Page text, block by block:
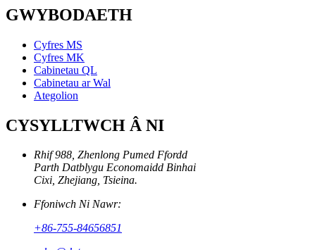
GWYBODAETH
Cyfres MS
Cyfres MK
Cabinetau QL
Cabinetau ar Wal
Ategolion
CYSYLLTWCH Â NI
Rhif 988, Zhenlong Pumed Ffordd
Parth Datblygu Economaidd Binhai
Cixi, Zhejiang, Tsieina.
Ffoniwch Ni Nawr:
+86-755-84656851